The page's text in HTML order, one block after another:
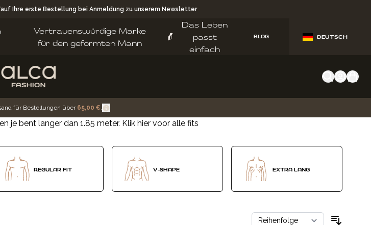
auf Ihre erste Bestellung bei Anmeldung zu unserem Newsletter
Vertrauenswürdige Marke
für den geformten Mann
Das Leben
passt
einfach
BLOG DEUTSCH
für Bestellungen über 65,00 €.
je bent langer dan 1.85 meter. Klik hier voor alle fits
REGULAR FIT V-SHAPE EXTRA LANG